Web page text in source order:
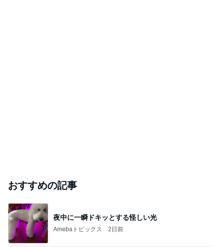
おすすめの記事
夜中に一瞬ドキッとする怪しい光
Amebaトピックス 2日前